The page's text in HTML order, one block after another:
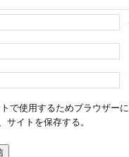
で使用するためブラウザーに
サイトを保存する。